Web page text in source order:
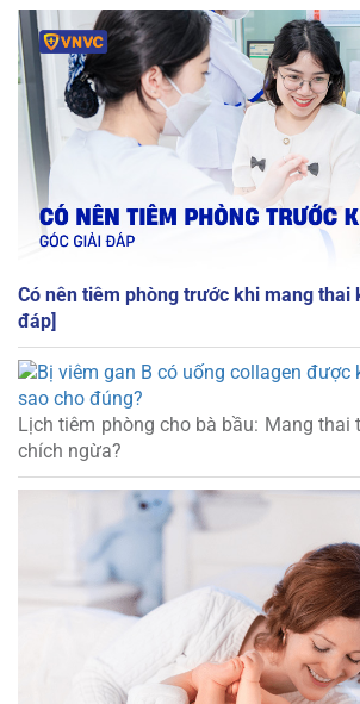
Có nên tiêm phòng trước khi mang thai
đáp]
Lịch tiêm phòng cho bà bầu: Mang thai
chích ngừa?